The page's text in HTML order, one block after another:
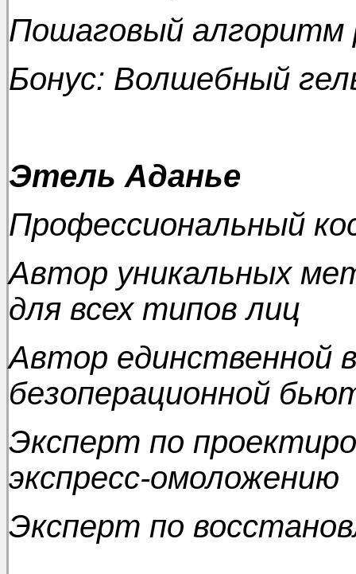
Пошаговый алгоритм
Бонус: Волшебный
Этель Аданье
Профессиональный
Автор уникальных
для всех типов лиц
Автор единственной
безоперационной
Эксперт по
экспресс-омоложению
Эксперт по